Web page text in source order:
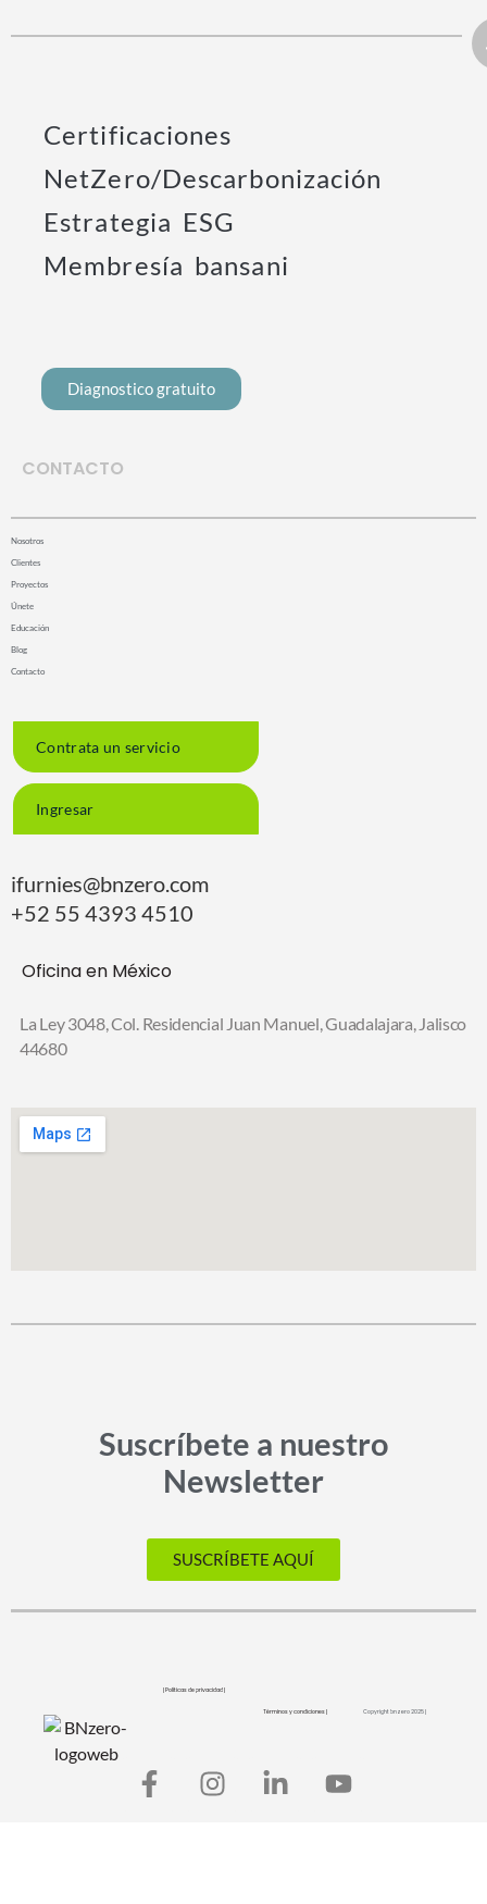
Certificaciones
NetZero/Descarbonización
Estrategia ESG
Membresía bansani
Diagnostico gratuito
CONTACTO
Nosotros
Clientes
Proyectos
Únete
Educación
Blog
Contacto
Contrata un servicio
Ingresar
ifurnies@bnzero.com
+52 55 4393 4510
Oficina en México
La Ley 3048, Col. Residencial Juan Manuel,Guadalajara, Jalisco
44680
Suscríbete a nuestro
Newsletter
SUSCRÍBETE AQUÍ
| Políticas de privacidad |
Términos y condiciones | Copyright bnzero 2025 |